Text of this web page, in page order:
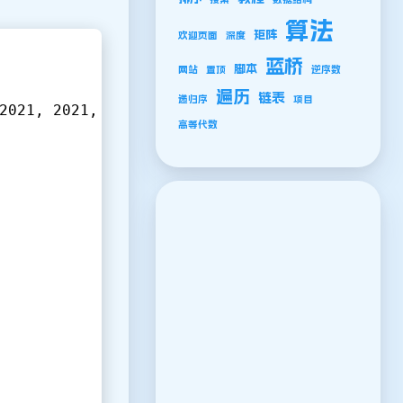
欢迎页面 深度 矩阵 算法
网站 置顶 脚本 蓝桥 逆序数
递归序 遍历 链表 项目
高等代数
2021 , 2021 , 2021